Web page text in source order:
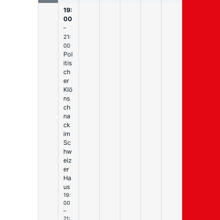
19:
00
–
21:
00
Pol
itis
ch
er
Klö
ns
ch
na
ck
im
Sc
hw
eiz
er
Ha
us
19:
00
–
21: